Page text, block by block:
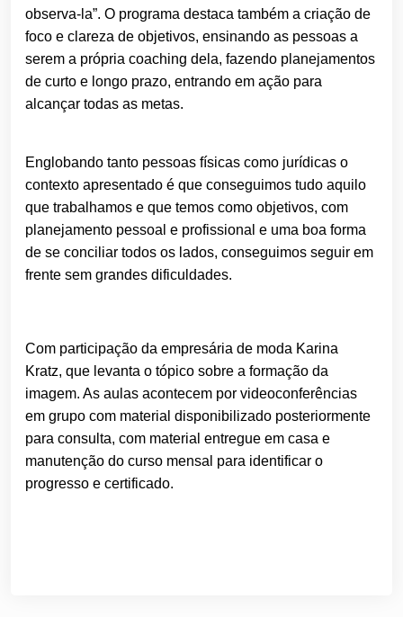
observa-la”. O programa destaca também a criação de
foco e clareza de objetivos, ensinando as pessoas a
serem a própria coaching dela, fazendo planejamentos
de curto e longo prazo, entrando em ação para
alcançar todas as metas.
Englobando tanto pessoas físicas como jurídicas o
contexto apresentado é que conseguimos tudo aquilo
que trabalhamos e que temos como objetivos, com
planejamento pessoal e profissional e uma boa forma
de se conciliar todos os lados, conseguimos seguir em
frente sem grandes dificuldades.
Com participação da empresária de moda Karina
Kratz, que levanta o tópico sobre a formação da
imagem. As aulas acontecem por videoconferências
em grupo com material disponibilizado posteriormente
para consulta, com material entregue em casa e
manutenção do curso mensal para identificar o
progresso e certificado.